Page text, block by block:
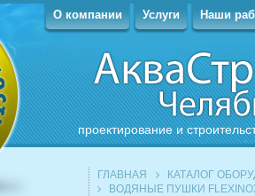
проектирование и
О компании Услуги Наши
ГЛАВНАЯ
КАТАЛОГ
ВОДЯНЫЕ ПУШКИ